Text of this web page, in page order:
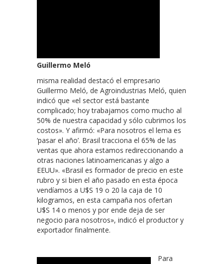
Guillermo Meló
misma realidad destacó el empresario
Guillermo Meló, de Agroindustrias Meló, quien
indicó que «el sector está bastante
complicado; hoy trabajamos como mucho al
50% de nuestra capacidad y sólo cubrimos los
costos». Y afirmó: «Para nosotros el lema es
‘pasar el año’. Brasil tracciona el 65% de las
ventas que ahora estamos redireccionando a
otras naciones latinoamericanas y algo a
EEUU». «Brasil es formador de precio en este
rubro y si bien el año pasado en esta época
vendíamos a U$S 19 o 20 la caja de 10
kilogramos, en esta campaña nos ofertan
U$S 14 o menos y por ende deja de ser
negocio para nosotros», indicó el productor y
exportador finalmente.
Para